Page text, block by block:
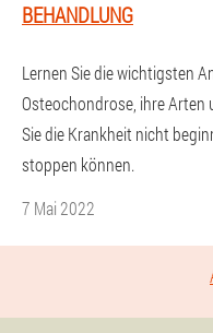
BEHANDLUNG
Lernen Sie die wichtigsten
Osteochondrose, ihre Arten
Sie die Krankheit nicht
stoppen können.
7 Mai 2022